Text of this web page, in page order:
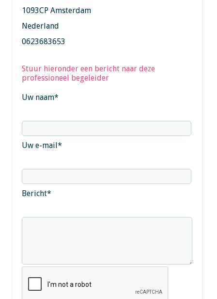
1093CP Amsterdam
Nederland
0623683653
Stuur hieronder een bericht naar deze
professioneel begeleider
Uw naam*
Uw e-mail*
Bericht*